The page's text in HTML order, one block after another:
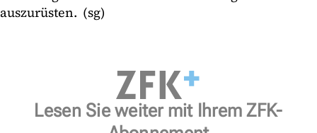
auszurüsten. (sg)
Lesen Sie weiter mit Ihrem ZFK-